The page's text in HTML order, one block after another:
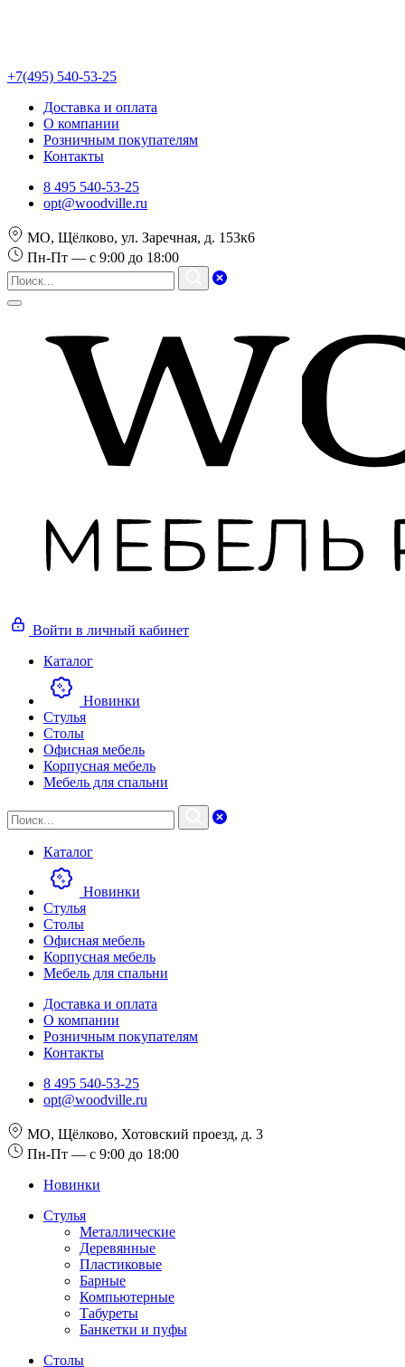
+7(495) 540-53-25
Доставка и оплата
О компании
Розничным покупателям
Контакты
8 495 540-53-25
opt@woodville.ru
МО, Щёлково, ул. Заречная, д. 153к6
Пн-Пт — с 9:00 до 18:00
Войти в личный кабинет
Каталог
Новинки
Стулья
Столы
Офисная мебель
Корпусная мебель
Мебель для спальни
Каталог
Новинки
Стулья
Столы
Офисная мебель
Корпусная мебель
Мебель для спальни
Доставка и оплата
О компании
Розничным покупателям
Контакты
8 495 540-53-25
opt@woodville.ru
МО, Щёлково, Хотовский проезд, д. 3
Пн-Пт — с 9:00 до 18:00
Новинки
Стулья
Металлические
Деревянные
Пластиковые
Барные
Компьютерные
Табуреты
Банкетки и пуфы
Столы